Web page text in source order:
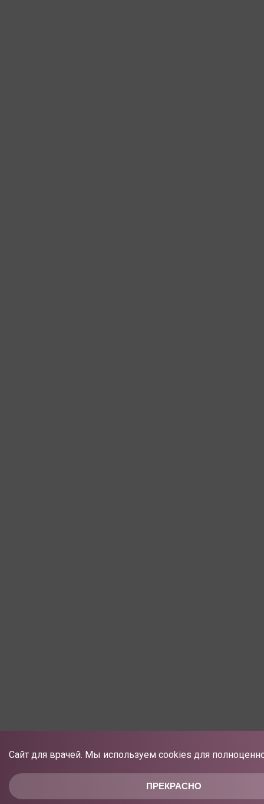
ПРЕКРАСНО
Сайт для врачей. Мы используем cookies для